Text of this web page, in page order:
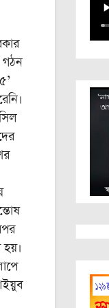
গঠন
হয়।